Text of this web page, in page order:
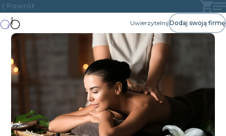
Powrót
UwierzytelnijDodaj swoją firmę